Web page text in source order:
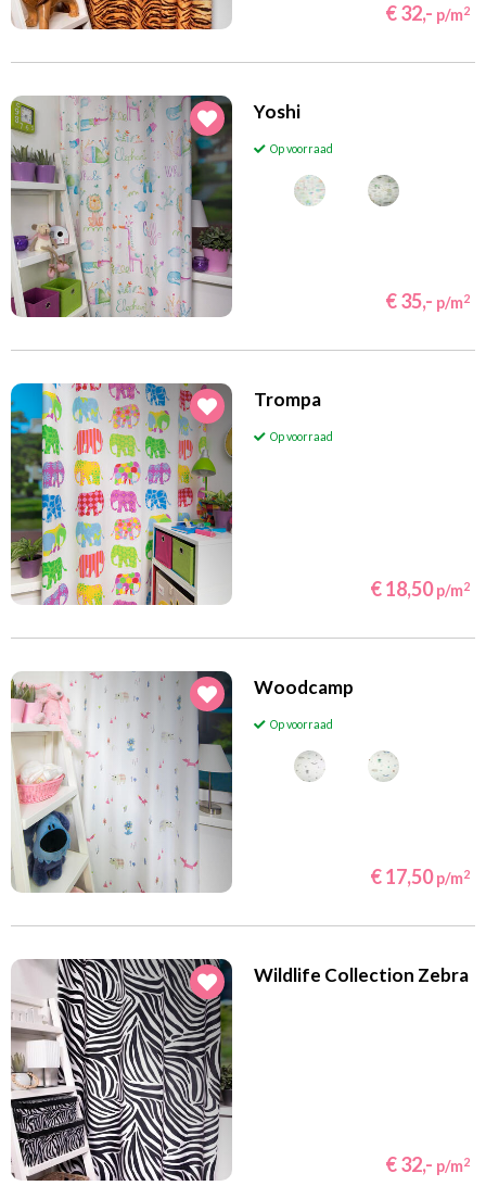
€ 32,- p/m2
Yoshi
Op voorraad
€ 35,- p/m2
Trompa
Op voorraad
€ 18,50 p/m2
Woodcamp
Op voorraad
€ 17,50 p/m2
Wildlife Collection Zebra
€ 32,- p/m2